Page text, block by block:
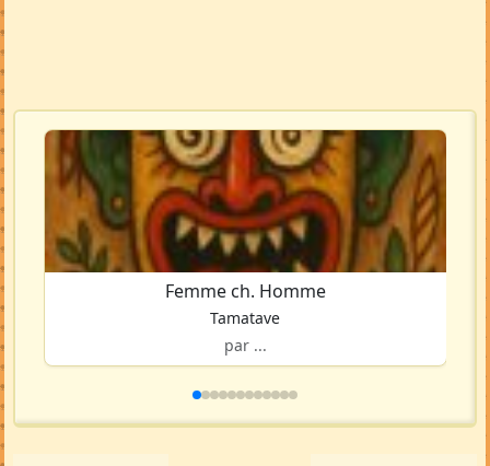
Femme ch. Homme
Tamatave
par ...